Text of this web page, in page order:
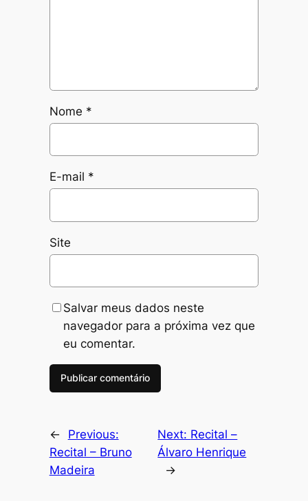
Nome *
E-mail *
Site
Salvar meus dados neste
navegador para a próxima vez que
eu comentar.
←
Previous:
Recital – Bruno
Madeira
Next: Recital –
Álvaro Henrique
→